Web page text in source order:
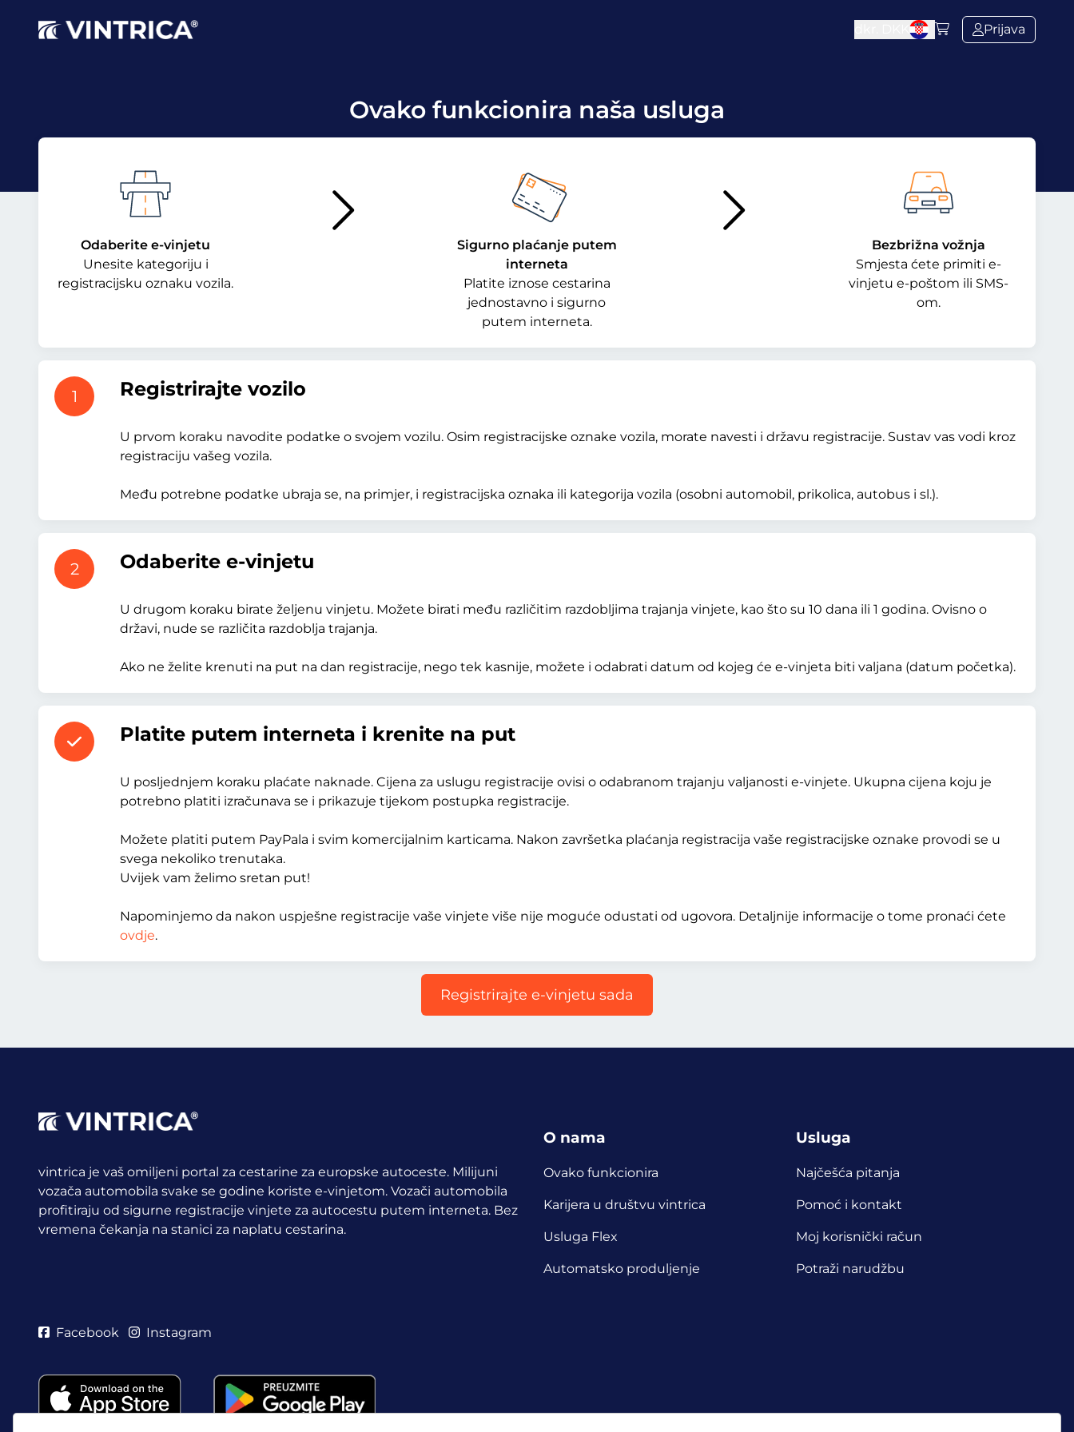
Prijava
Ovako funkcionira naša usluga
Odaberite e-vinjetu
Unesite kategoriju i
registracijsku oznaku vozila.
Sigurno plaćanje putem
interneta
Platite iznose cestarina
jednostavno i sigurno
putem interneta.
Bezbrižna vožnja
Smjesta ćete primiti e-
vinjetu e-poštom ili SMS-
om.
1 Registrirajte vozilo
U prvom koraku navodite podatke o svojem vozilu. Osim registracijske oznake vozila, morate navesti i državu registracije. Sustav vas vodi kroz
registraciju vašeg vozila.
Među potrebne podatke ubraja se, na primjer, i registracijska oznaka ili kategorija vozila (osobni automobil, prikolica, autobus i sl.).
2 Odaberite e-vinjetu
U drugom koraku birate željenu vinjetu. Možete birati među različitim razdobljima trajanja vinjete, kao što su 10 dana ili 1 godina. Ovisno o
državi, nude se različita razdoblja trajanja.
Ako ne želite krenuti na put na dan registracije, nego tek kasnije, možete i odabrati datum od kojeg će e-vinjeta biti valjana (datum početka).
Platite putem interneta i krenite na put
U posljednjem koraku plaćate naknade. Cijena za uslugu registracije ovisi o odabranom trajanju valjanosti e-vinjete. Ukupna cijena koju je
potrebno platiti izračunava se i prikazuje tijekom postupka registracije.
Možete platiti putem PayPala i svim komercijalnim karticama. Nakon završetka plaćanja registracija vaše registracijske oznake provodi se u
svega nekoliko trenutaka.
Uvijek vam želimo sretan put!
Napominjemo da nakon uspješne registracije vaše vinjete više nije moguće odustati od ugovora. Detaljnije informacije o tome pronaći ćete
ovdje.
Registrirajte e-vinjetu sada
vintrica je vaš omiljeni portal za cestarine za europske autoceste. Milijuni
vozača automobila svake se godine koriste e-vinjetom. Vozači automobila
profitiraju od sigurne registracije vinjete za autocestu putem interneta. Bez
vremena čekanja na stanici za naplatu cestarina.
O nama
Ovako funkcionira
Karijera u društvu vintrica
Usluga Flex
Automatsko produljenje
Usluga
Najčešća pitanja
Pomoć i kontakt
Moj korisnički račun
Potraži narudžbu
Facebook Instagram